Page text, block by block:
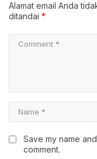
Alamat email Anda
ditandai *
Save my name
comment.